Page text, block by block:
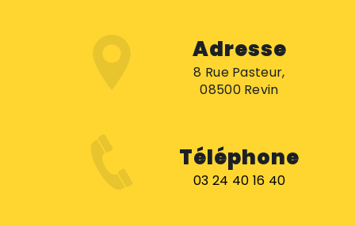
Adresse
8 Rue Pasteur,
08500 Revin
Téléphone
03 24 40 16 40